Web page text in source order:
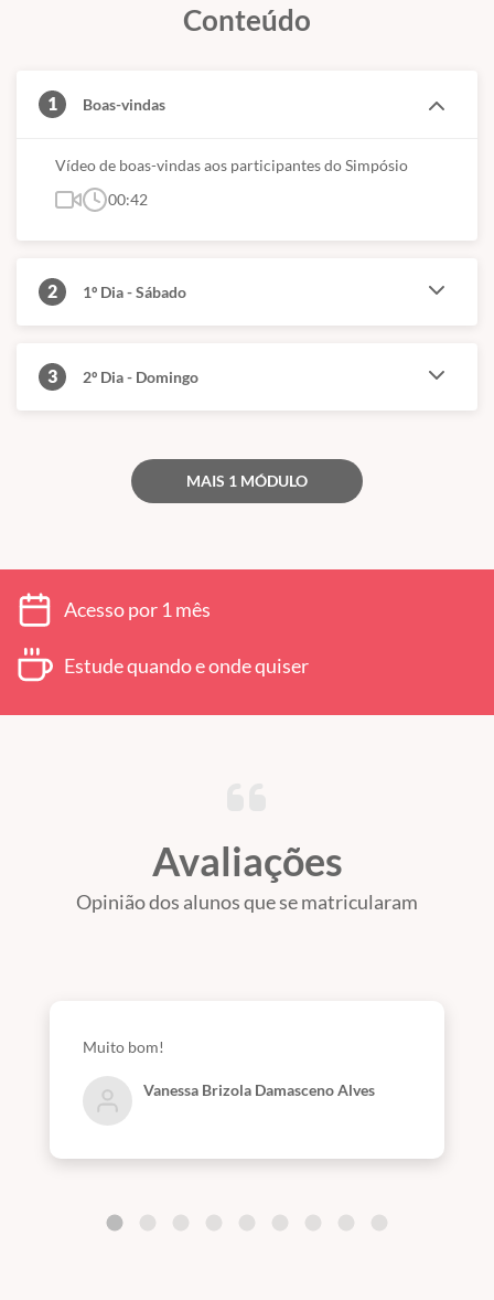
Conteúdo
1 Boas-vindas
Vídeo de boas-vindas aos participantes do Simpósio
00:42
2 1º Dia - Sábado
3 2º Dia - Domingo
MAIS 1 MÓDULO
Acesso por 1 mês
Estude quando e onde quiser
Avaliações
Opinião dos alunos que se matricularam
Muito bom!
Vanessa Brizola Damasceno Alves